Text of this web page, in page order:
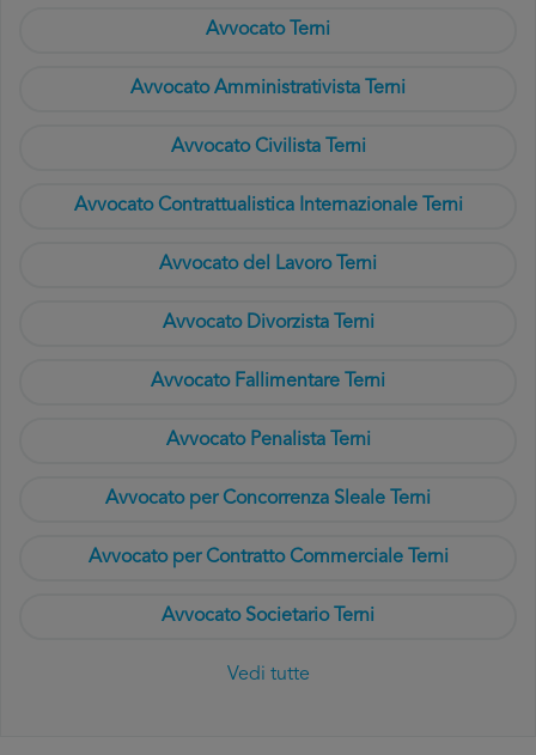
Avvocato Terni
Avvocato Amministrativista Terni
Avvocato Civilista Terni
Avvocato Contrattualistica Internazionale Terni
Avvocato del Lavoro Terni
Avvocato Divorzista Terni
Avvocato Fallimentare Terni
Avvocato Penalista Terni
Avvocato per Concorrenza Sleale Terni
Avvocato per Contratto Commerciale Terni
Avvocato Societario Terni
Vedi tutte